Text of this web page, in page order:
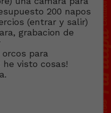
200 napos
(entrar y salir)
grabacion de
para
he visto cosas!